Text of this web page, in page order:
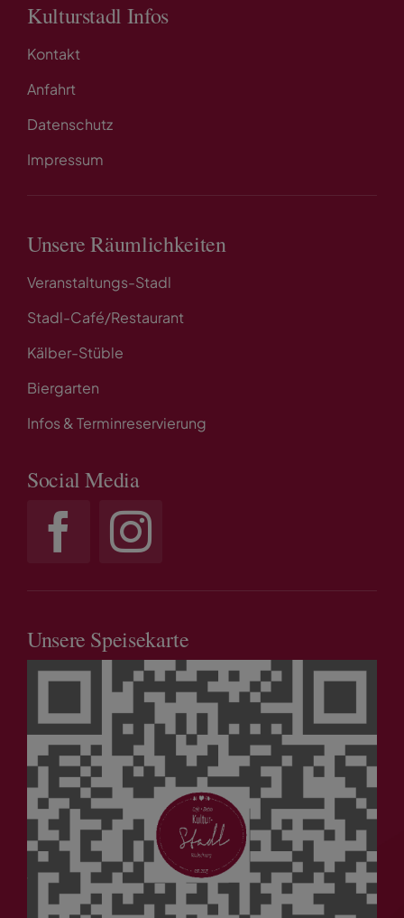
Kulturstadl Infos
Kontakt
Anfahrt
Datenschutz
Impressum
Unsere Räumlichkeiten
Veranstaltungs-Stadl
Stadl-Café/Restaurant
Kälber-Stüble
Biergarten
Infos & Terminreservierung
Social Media
Unsere Speisekarte